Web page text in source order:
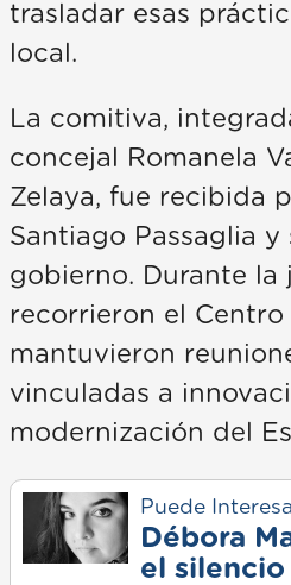
trasladar esas
local.
La comitiva,
concejal Romanela
Zelaya, fue recibida
Santiago Passaglia
gobierno. Durante la
recorrieron el
mantuvieron
vinculadas a
modernización del
Puede
Débora
el